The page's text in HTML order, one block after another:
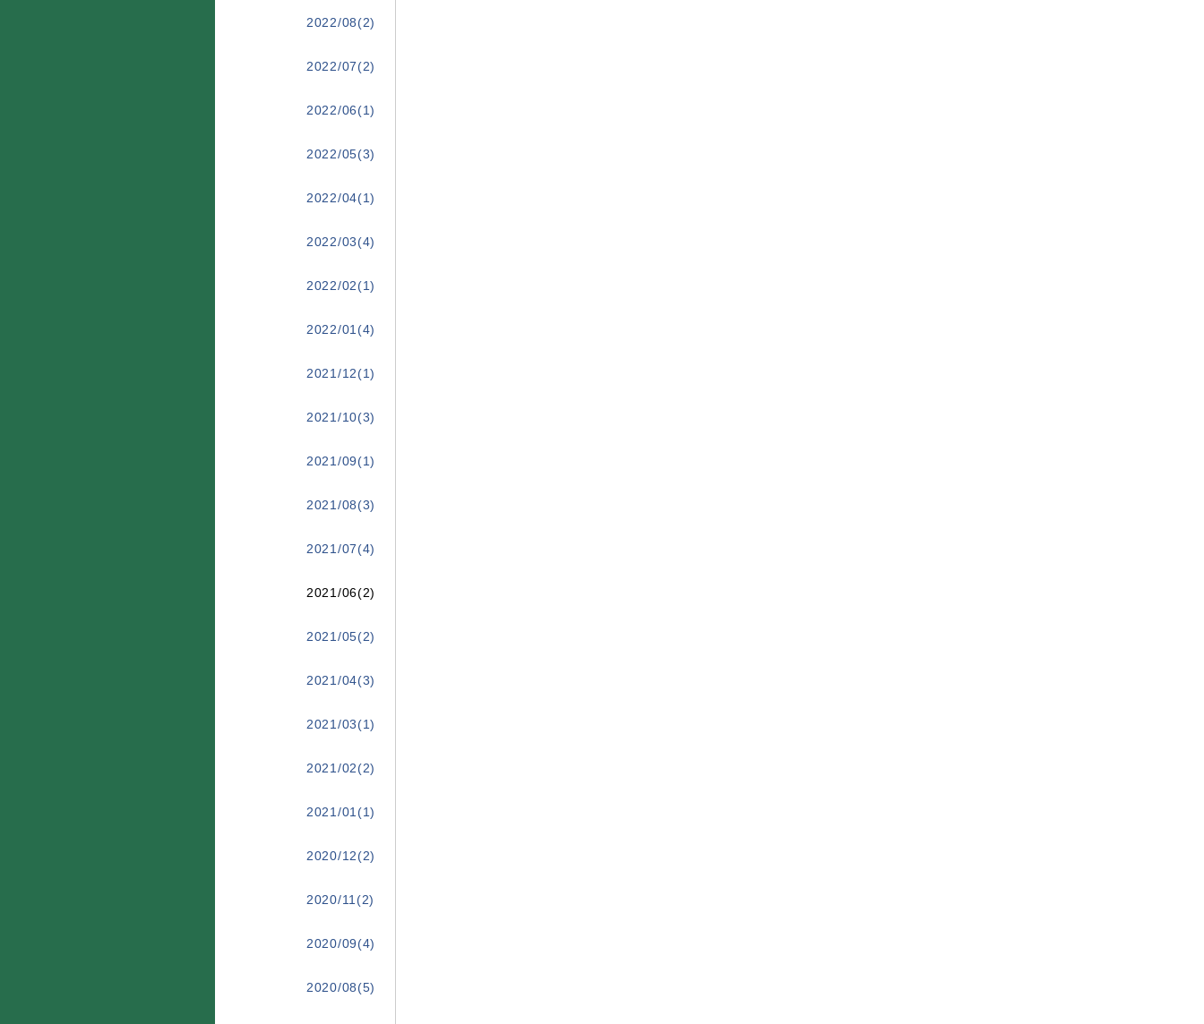
2022/08(2)
2022/07(2)
2022/06(1)
2022/05(3)
2022/04(1)
2022/03(4)
2022/02(1)
2022/01(4)
2021/12(1)
2021/10(3)
2021/09(1)
2021/08(3)
2021/07(4)
2021/06(2)
2021/05(2)
2021/04(3)
2021/03(1)
2021/02(2)
2021/01(1)
2020/12(2)
2020/11(2)
2020/09(4)
2020/08(5)